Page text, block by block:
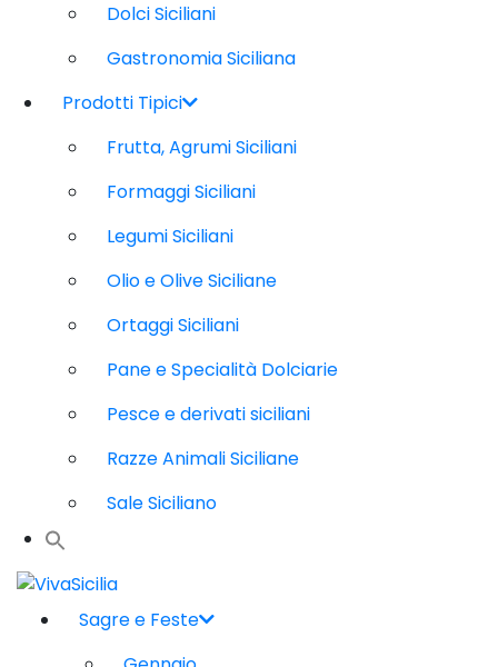
Dolci Siciliani
Gastronomia Siciliana
Prodotti Tipici
Frutta, Agrumi Siciliani
Formaggi Siciliani
Legumi Siciliani
Olio e Olive Siciliane
Ortaggi Siciliani
Pane e Specialità Dolciarie
Pesce e derivati siciliani
Razze Animali Siciliane
Sale Siciliano
Sagre e Feste